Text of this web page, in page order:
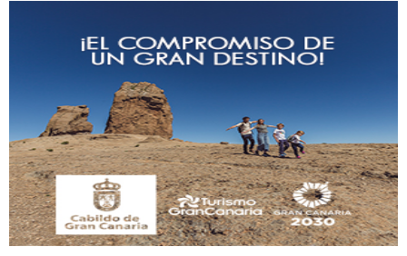
Gato manso encontrado
Este gato macho ha aparecido en la calle hace menos de un mes, es muy
manso y extremadamente cari...
Leales.org » Gran Canaria | 9.7.2025